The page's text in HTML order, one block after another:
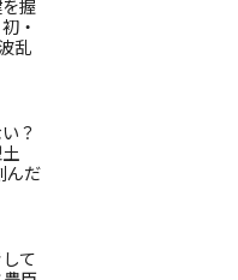
握
・
乱
？
んだ
て